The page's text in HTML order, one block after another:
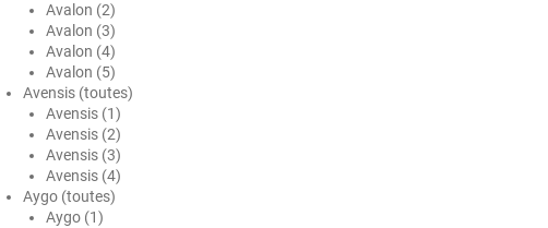
Gac
Geely
Genesis
Geo
Gmc
Avalon (2)
Avalon (3)
Avalon (4)
Avalon (5)
Avensis (toutes)
Avensis (1)
Avensis (2)
Avensis (3)
Avensis (4)
Aygo (toutes)
Aygo (1)